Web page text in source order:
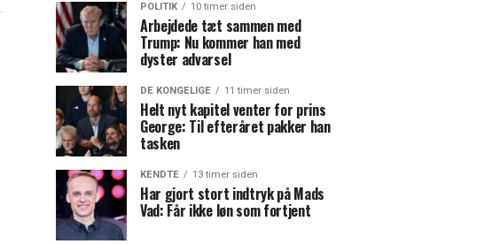
POLITIK 10 timer siden
Arbejdede tæt sammen med
Trump: Nu kommer han med
dyster advarsel
DE KONGELIGE 11 timer siden
Helt nyt kapitel venter for prins
George: Til efteråret pakker han
tasken
KENDTE 13 timer siden
Har gjort stort indtryk på Mads
Vad: Får ikke løn som fortjent